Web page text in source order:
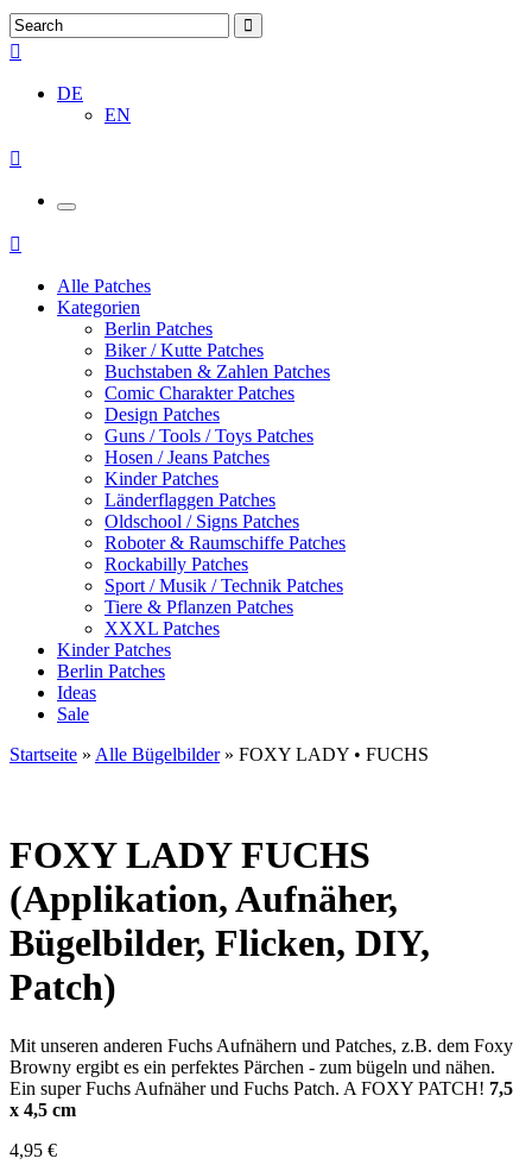
DE
EN
Alle Patches
Kategorien
Berlin Patches
Biker / Kutte Patches
Buchstaben & Zahlen Patches
Comic Charakter Patches
Design Patches
Guns / Tools / Toys Patches
Hosen / Jeans Patches
Kinder Patches
Länderflaggen Patches
Oldschool / Signs Patches
Roboter & Raumschiffe Patches
Rockabilly Patches
Sport / Musik / Technik Patches
Tiere & Pflanzen Patches
XXXL Patches
Kinder Patches
Berlin Patches
Ideas
Sale
Startseite » Alle Bügelbilder» FOXY LADY • FUCHS
FOXY LADYFUCHS
(Applikation, Aufnäher,
Bügelbilder, Flicken, DIY,
Patch)
Mit unseren anderen Fuchs Aufnähern und Patches, z.B. dem Foxy
Browny ergibt es ein perfektes Pärchen - zum bügeln und nähen.
Ein super Fuchs Aufnäher und Fuchs Patch. A FOXY PATCH! 7,5
x 4,5 cm
4,95 €